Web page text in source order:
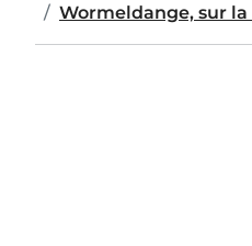
Wormeldange, sur la